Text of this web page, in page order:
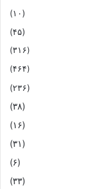
(۱۰)
(۴۵)
(۳۱۶)
(۴۶۴)
(۲۳۶)
(۳۸)
(۱۶)
(۳۱)
(۶)
(۳۳)